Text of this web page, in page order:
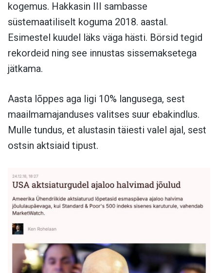
kogemus. Hakkasin III sambasse
süstemaatiliselt koguma 2018. aastal.
Esimestel kuudel läks väga hästi. Börsid tegid
rekordeid ning see innustas sissemaksetega
jätkama.
Aasta lõppes aga ligi 10% langusega, sest
maailmamajanduses valitses suur ebakindlus.
Mulle tundus, et alustasin täiesti valel ajal, sest
ostsin aktsiaid tipust.